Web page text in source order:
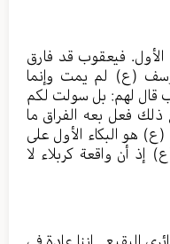
الأول. فيعقوب قد فارق
(ع) لم يمت وإنما
قال لهم: بل سولت لكم
ذلك فعل بعه الفراق ما
هو البكاء الأول على
إذ أن واقعة كربلاء لا
البقيع. إننا عادة في